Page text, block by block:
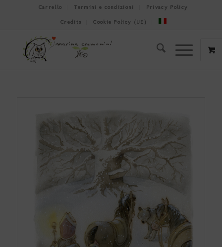
Carrello Termini e condizioni Privacy Policy
Credits Cookie Policy (UE)